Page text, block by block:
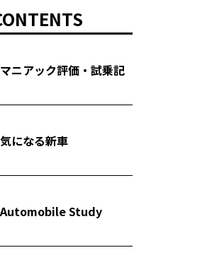
マニアック評価・試乗記
気になる新車
Automobile Study